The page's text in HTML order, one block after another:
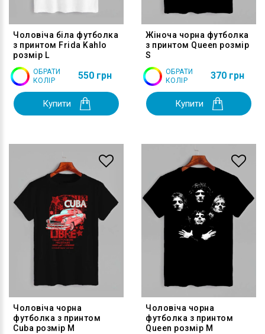
Чоловіча біла футболка
з принтом Frida Kahlo
розмір L
ОБРАТИ
КОЛІР
550 грн
Купити
Жіноча чорна футболка
з принтом Queen розмір
S
ОБРАТИ
КОЛІР
370 грн
Купити
Чоловіча чорна
футболка з принтом
Cuba розмір M
Чоловіча чорна
футболка з принтом
Queen розмір M